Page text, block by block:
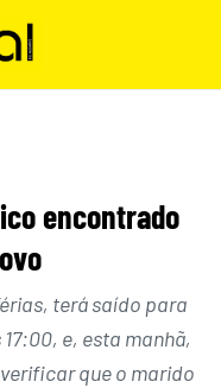
encontrado
terá saído para
e, esta manhã,
que o marido